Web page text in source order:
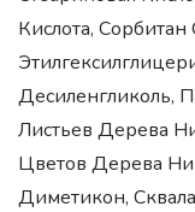
Кислота,
Десиленгликоль,
Листьев Дерева
Цветов Дерева
Диметикон,